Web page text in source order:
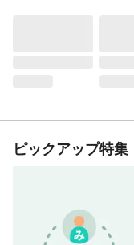
ピックアップ特集